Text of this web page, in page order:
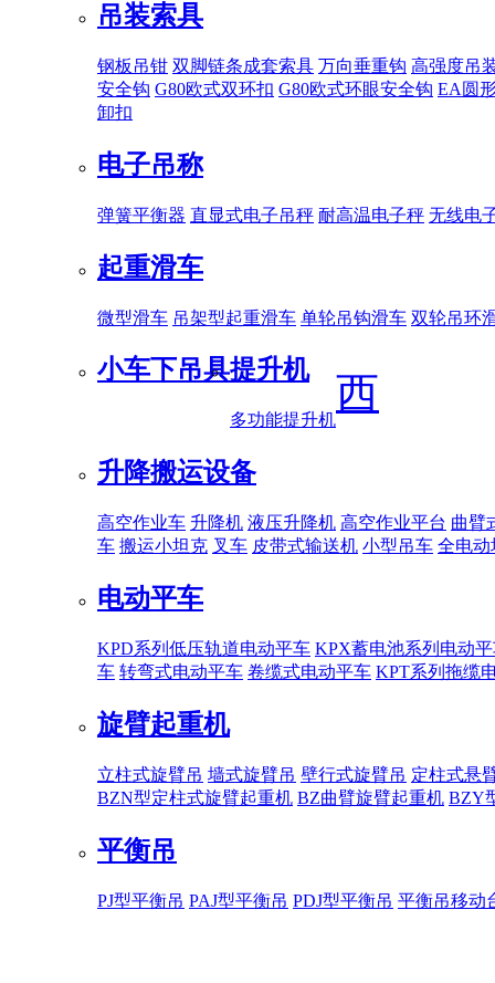
吊装索具
钢板吊钳 双脚链条成套索具 万向垂重钩 高强度吊
安全钩 G80欧式双环扣 G80欧式环眼安全钩 EA圆
卸扣
电子吊称
弹簧平衡器 直显式电子吊秤 耐高温电子秤 无线电
起重滑车
微型滑车 吊架型起重滑车 单轮吊钩滑车 双轮吊环
小车下吊具提升机
多功能提升机
升降搬运设备
高空作业车 升降机 液压升降机 高空作业平台 曲臂
车 搬运小坦克 叉车 皮带式输送机 小型吊车 全电动
电动平车
KPD系列低压轨道电动平车 KPX蓄电池系列电动
车 转弯式电动平车 卷缆式电动平车 KPT系列拖缆
旋臂起重机
立柱式旋臂吊 墙式旋臂吊 壁行式旋臂吊 定柱式悬
BZN型定柱式旋臂起重机 BZ曲臂旋臂起重机 BZY
平衡吊
PJ型平衡吊 PAJ型平衡吊 PDJ型平衡吊 平衡吊移动
西